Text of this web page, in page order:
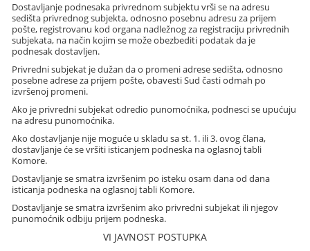
Dostavljanje podnesaka privrednom subjektu vrši se na adresu
sedišta privrednog subjekta, odnosno posebnu adresu za prijem
pošte, registrovanu kod organa nadležnog za registraciju privrednih
subjekata, na način kojim se može obezbediti podatak da je
podnesak dostavljen.
Privredni subjekat je dužan da o promeni adrese sedišta, odnosno
posebne adrese za prijem pošte, obavesti Sud časti odmah po
izvršenoj promeni.
Ako je privredni subjekat odredio punomoćnika, podnesci se upućuju
na adresu punomoćnika.
Ako dostavljanje nije moguće u skladu sa st. 1. ili 3. ovog člana,
dostavljanje će se vršiti isticanjem podneska na oglasnoj tabli
Komore.
Dostavljanje se smatra izvršenim po isteku osam dana od dana
isticanja podneska na oglasnoj tabli Komore.
Dostavljanje se smatra izvršenim ako privredni subjekat ili njegov
punomoćnik odbiju prijem podneska.
VI JAVNOST POSTUPKA